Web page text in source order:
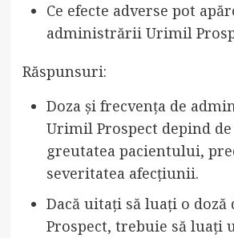
Ce efecte adverse pot
administrării Urimil
Răspunsuri:
Doza și frecvența de
Urimil Prospect depind
greutatea pacientului,
severitatea afecțiunii.
Dacă uitați să luați o
Prospect, trebuie să luați